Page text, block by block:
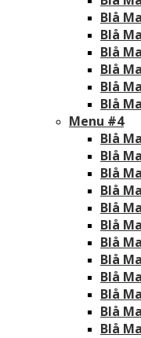
Blå
Blå
Blå
Blå
Blå
Blå
Menu #4
Blå
Blå
Blå
Blå
Blå
Blå
Blå
Blå
Blå
Blå
Blå
Blå